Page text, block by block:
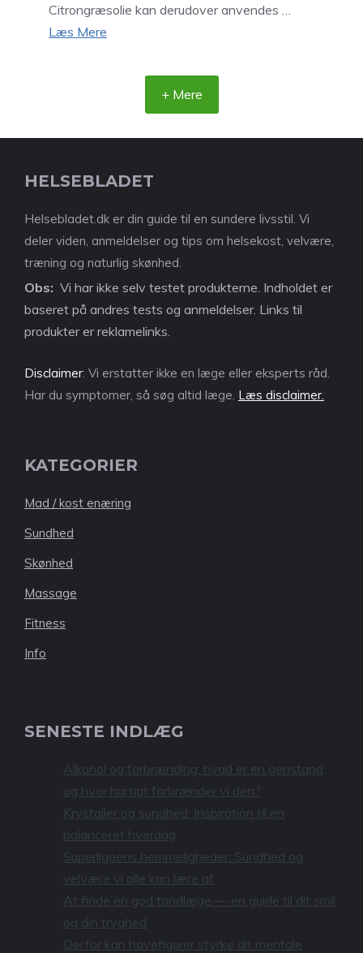
Citrongræsolie kan derudover anvendes …
Læs Mere
+ Mere
HELSEBLADET
Helsebladet.dk er din guide til en sundere livsstil. Vi
deler viden, anmeldelser og tips om helsekost, velvære,
træning og naturlig skønhed.
Obs: Vi har ikke selv testet produkterne. Indholdet er
baseret på andres tests og anmeldelser. Links til
produkter er reklamelinks.
Disclaimer: Vi erstatter ikke en læge eller eksperts råd.
Har du symptomer, så søg altid læge. Læs disclaimer.
KATEGORIER
Mad / kost enæring
Sundhed
Skønhed
Massage
Fitness
Info
SENESTE INDLÆG
Alkohol og forbrænding: hvad er en genstand,
og hvor hurtigt forbrænder vi den?
Krystaller og sundhed: Inspiration til en
balanceret hverdag
Superligaens hemmeligheder: Sundhed og
velvære vi alle kan lære af
At finde en god tandlæge — en guide til dit smil
og din tryghed
Derfor kan havefigurer styrke dit mentale